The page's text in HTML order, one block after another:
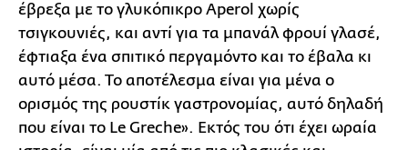
έβρεξα με το γλυκόπικρο Aperol χωρίς
τσιγκουνιές, και αντί για τα μπανάλ φρουί γλασέ,
έφτιαξα ένα σπιτικό περγαμόντο και το έβαλα κι
αυτό μέσα. Το αποτέλεσμα είναι για μένα ο
ορισμός της ρουστίκ γαστρονομίας, αυτό δηλαδή
που είναι το Le Greche». Εκτός του ότι έχει ωραία